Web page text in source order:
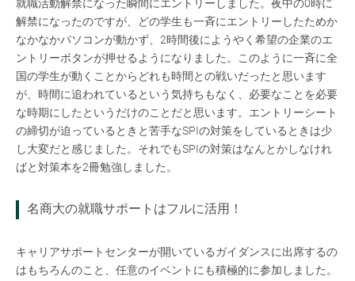
就職活動解禁になった瞬間にエントリーしました。夜中の0時に
解禁になったのですが、どの学生も一斉にエントリーしたためか
なかなかパソコンが動かず、2時間後にようやく希望の企業のエ
ントリーボタンが押せるようになりました。このように一斉に全
国の学生が動くことからどれも時間との戦いだったと思います
が、時間に追われているという気持ちもなく、必要なことを必要
な時期にしたというだけのことだと思います。エントリーシート
の締切が迫っているときと苦手なSPIの対策をしているときは少
し大変だと感じました。それでもSPIの対策はなんとかしなけれ
ばと対策本を2冊勉強しました。
名商大の就職サポートはフルに活用！
キャリアサポートセンターが開いているガイダンスに出席するの
はもちろんのこと、任意のイベントにも積極的に参加しました。